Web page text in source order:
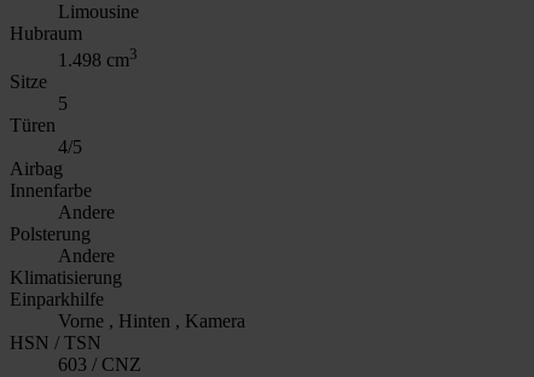
Limousine
Hubraum
1.498 cm3
Sitze
5
Türen
4/5
Airbag
Innenfarbe
Andere
Polsterung
Andere
Klimatisierung
Einparkhilfe
Vorne , Hinten , Kamera
HSN / TSN
603 / CNZ